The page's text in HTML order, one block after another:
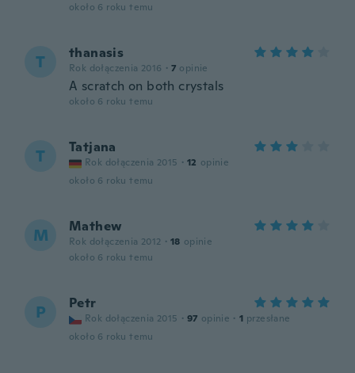
około 6 roku temu
T thanasis
Rok dołączenia 2016 · 7 opinie
A scratch on both crystals
około 6 roku temu
T Tatjana
Rok dołączenia 2015 · 12 opinie
około 6 roku temu
M Mathew
Rok dołączenia 2012 · 18 opinie
około 6 roku temu
P Petr
Rok dołączenia 2015 · 97 opinie · 1 przesłane
około 6 roku temu